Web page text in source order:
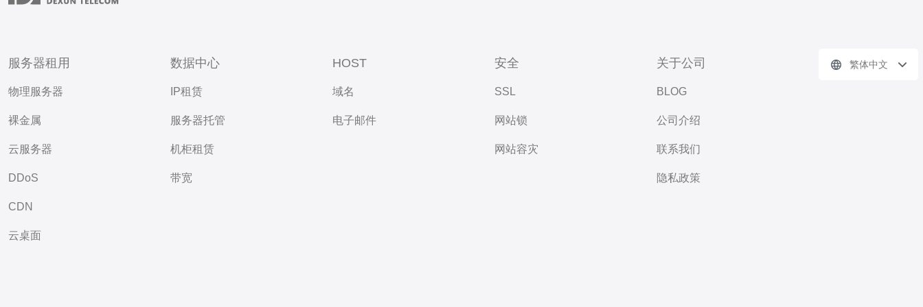
服务器租用
物理服务器
裸金属
云服务器
DDoS
CDN
云桌面
数据中心
IP租赁
服务器托管
机柜租赁
带宽
HOST
域名
电子邮件
安全
SSL
网站锁
网站容灾
关于公司
BLOG
公司介绍
联系我们
隐私政策
繁体中文